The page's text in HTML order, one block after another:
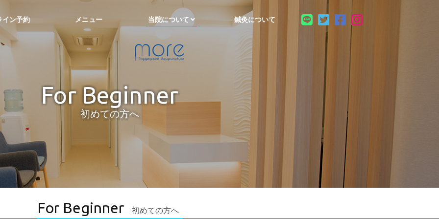
イン予約 メニュー 当院について 鍼灸について
For Beginner
初めての方へ
For Beginner 初めての方へ